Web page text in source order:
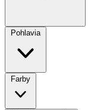
Pohlavia
Farby